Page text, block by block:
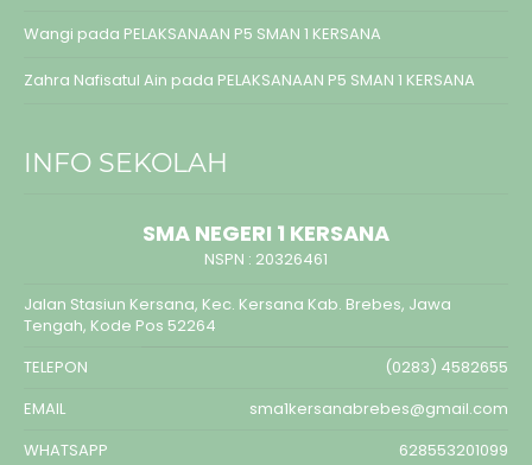
Wangi pada PELAKSANAAN P5 SMAN 1 KERSANA
Zahra Nafisatul Ain pada PELAKSANAAN P5 SMAN 1 KERSANA
INFO SEKOLAH
SMA NEGERI 1 KERSANA
NSPN : 20326461
Jalan Stasiun Kersana, Kec. Kersana Kab. Brebes, Jawa
Tengah, Kode Pos 52264
TELEPON
(0283) 4582655
EMAIL
sma1kersanabrebes@gmail.com
WHATSAPP
628553201099